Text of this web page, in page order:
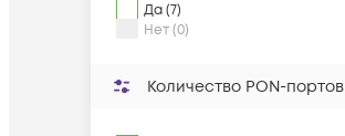
Да (7)
Нет (0)
Количество PON-портов